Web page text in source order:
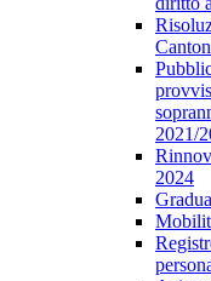
2021/
2024